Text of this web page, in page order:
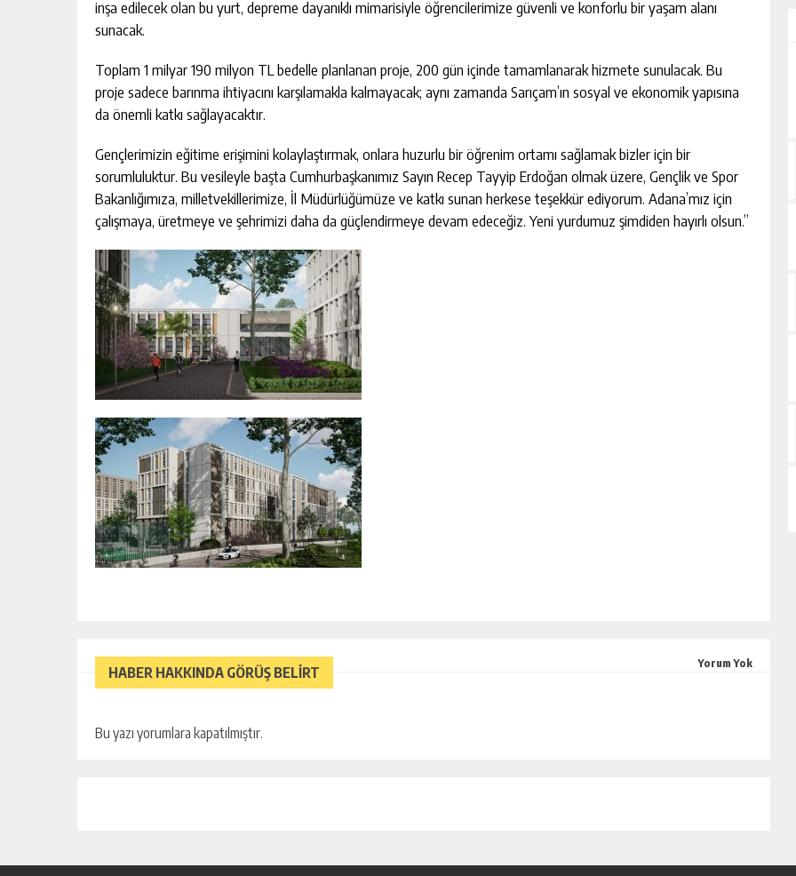
inşa edilecek olan bu yurt, depreme dayanıklı mimarisiyle öğrencilerimize güvenli ve konforlu bir yaşam alanı
sunacak.
Toplam 1 milyar 190 milyon TL bedelle planlanan proje, 200 gün içinde tamamlanarak hizmete sunulacak. Bu
proje sadece barınma ihtiyacını karşılamakla kalmayacak; aynı zamanda Sarıçam’ın sosyal ve ekonomik yapısına
da önemli katkı sağlayacaktır.
Gençlerimizin eğitime erişimini kolaylaştırmak, onlara huzurlu bir öğrenim ortamı sağlamak bizler için bir
sorumluluktur. Bu vesileyle başta Cumhurbaşkanımız Sayın Recep Tayyip Erdoğan olmak üzere, Gençlik ve Spor
Bakanlığımıza, milletvekillerimize, İl Müdürlüğümüze ve katkı sunan herkese teşekkür ediyorum. Adana’mız için
çalışmaya, üretmeye ve şehrimizi daha da güçlendirmeye devam edeceğiz. Yeni yurdumuz şimdiden hayırlı olsun.”
HABER HAKKINDA GÖRÜŞ BELİRT
Yorum Yok
Bu yazı yorumlara kapatılmıştır.